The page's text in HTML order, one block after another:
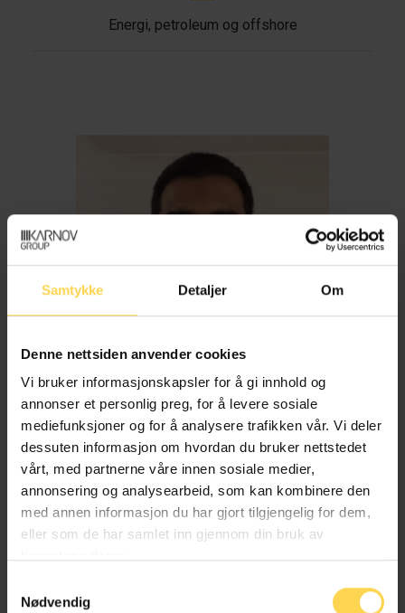
Samtykke Detaljer Om
Denne nettsiden anvender cookies
Vi bruker informasjonskapsler for å gi innhold og
annonser et personlig preg, for å levere sosiale
mediefunksjoner og for å analysere trafikken vår. Vi deler
dessuten informasjon om hvordan du bruker nettstedet
vårt, med partnerne våre innen sosiale medier,
annonsering og analysearbeid, som kan kombinere den
med annen informasjon du har gjort tilgjengelig for dem,
eller som de har samlet inn gjennom din bruk av
Nødvendig
Energi, petroleum og offshore
Imran Haider
Trygderett og pensjonsrett